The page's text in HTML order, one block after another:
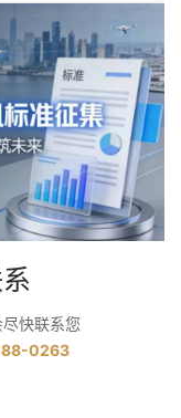
快联系您
0263